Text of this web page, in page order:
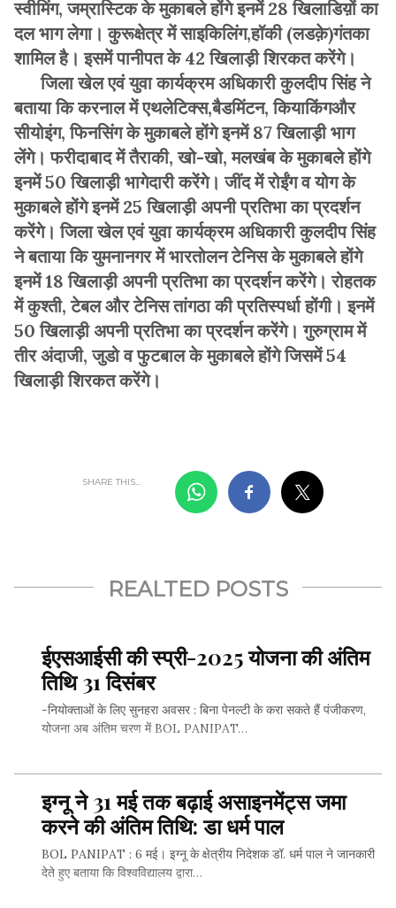
स्वीमिंग, जम्रास्टिक के मुकाबले होंगे इनमें 28 खिलाडिय़ों का
दल भाग लेगा। कुरूक्षेत्र में साइकिलिंग,हॉकी (लडक़े)गंतका
शामिल है। इसमें पानीपत के 42 खिलाड़ी शिरकत करेंगे।
जिला खेल एवं युवा कार्यक्रम अधिकारी कुलदीप सिंह ने
बताया कि करनाल में एथलेटिक्स,बैडमिंटन, कियाकिंगऔर
सीयोइंग, फिनसिंग के मुकाबले होंगे इनमें 87 खिलाड़ी भाग
लेंगे। फरीदाबाद में तैराकी, खो-खो, मलखंब के मुकाबले होंगे
इनमें 50 खिलाड़ी भागेदारी करेंगे। जींद में रोईंग व योग के
मुकाबले होंगे इनमें 25 खिलाड़ी अपनी प्रतिभा का प्रदर्शन
करेंगे। जिला खेल एवं युवा कार्यक्रम अधिकारी कुलदीप सिंह
ने बताया कि युमनानगर में भारतोलन टेनिस के मुकाबले होंगे
इनमें 18 खिलाड़ी अपनी प्रतिभा का प्रदर्शन करेंगे। रोहतक
में कुश्ती, टेबल और टेनिस तांगठा की प्रतिस्पर्धा होंगी। इनमें
50 खिलाड़ी अपनी प्रतिभा का प्रदर्शन करेंगे। गुरुग्राम में
तीर अंदाजी, जुडो व फुटबाल के मुकाबले होंगे जिसमें 54
खिलाड़ी शिरकत करेंगे।
SHARE THIS...
REALTED POSTS
ईएसआईसी की स्प्री-2025 योजना की अंतिम
तिथि 31 दिसंबर
-नियोक्ताओं के लिए सुनहरा अवसर : बिना पेनल्टी के करा सकते हैं पंजीकरण,
योजना अब अंतिम चरण में BOL PANIPAT…
SHARE THIS...
इग्नू ने 31 मई तक बढ़ाई असाइनमेंट्स जमा
करने की अंतिम तिथि: डा धर्म पाल
BOL PANIPAT : 6 मई। इग्नू के क्षेत्रीय निदेशक डॉ. धर्म पाल ने जानकारी
देते हुए बताया कि विश्वविद्यालय द्वारा…